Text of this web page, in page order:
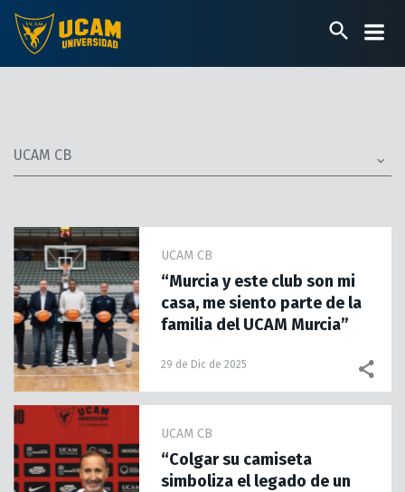
Pasar
contenido
principal
UCAM CB
UCAM CB
“Murcia y este club son mi
casa, me siento parte de la
familia del UCAM Murcia”
29 de Dic de 2025
UCAM CB
“Colgar su camiseta
simboliza el legado de un